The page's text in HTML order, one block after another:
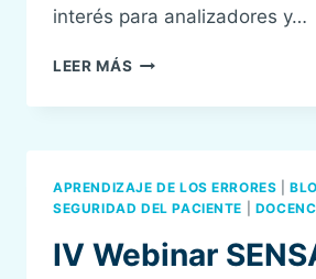
interés para analizadores y…
LEER MÁS V
SENSAR:
COGNITIVAS
LA
RESOLUCIÓN
APRENDIZAJE DE LOS ERRORES |
SEGURIDAD DEL PACIENTE
IV Webinar